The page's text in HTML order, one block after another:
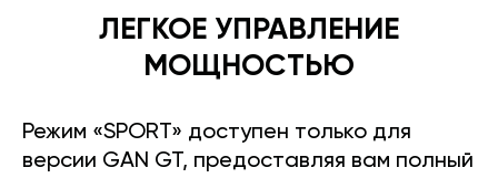
ЛЕГКОЕ УПРАВЛЕНИЕ
МОЩНОСТЬЮ
Режим «SPORT» доступен только для
версии GAN GT, предоставляя вам полный